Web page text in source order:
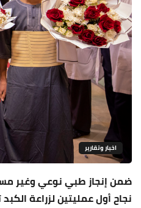
اخبار وتقارير
ضمن إنجاز طبي نوعي وغير
نجاح أول عمليتين لزراعة